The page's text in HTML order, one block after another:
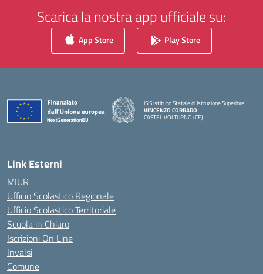
Scarica la nostra app ufficiale su:
App Store Play Store
ISIS Istituto Statale di Istruzione Superiore
VINCENZO CORRADO
CASTEL VOLTURNO (CE)
Link Esterni
MIUR
Ufficio Scolastico Regionale
Ufficio Scolastico Territoriale
Scuola in Chiaro
Iscrizioni On Line
Invalsi
Comune